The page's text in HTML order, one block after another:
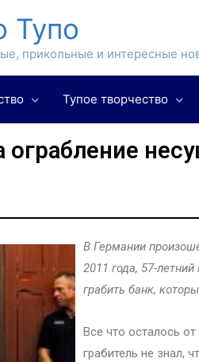
Тупо
прикольные и интересные
Тупое творчество
ограбление
В Германии
2011 года, 57-
грабить банк,
Все что осталось
грабитель не знал,